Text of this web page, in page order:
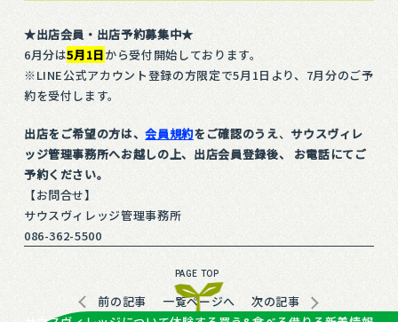
★出店会員・出店予約募集中★
6月分は5月1日から受付開始しております。
※LINE公式アカウント登録の方限定で5月1日より、7月分のご予
約を受付します。
出店をご希望の方は、会員規約をご確認のうえ、 サウスヴィレ
ッジ管理事務所へお越しの上、出店会員登録後、 お電話にてご
予約ください。
【お問合せ】
サウスヴィレッジ管理事務所
086-362-5500
前の記事 一覧ページへ
次の記事